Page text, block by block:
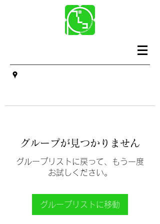
グループが見つかりません
グループリストに戻って、もう一度
お試しください。
グループリストに移動